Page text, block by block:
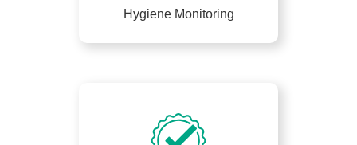
Hygiene Monitoring